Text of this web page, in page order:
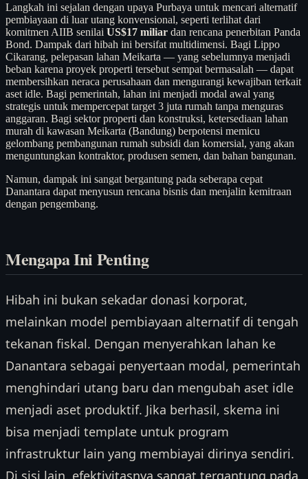
Langkah ini sejalan dengan upaya Purbaya untuk mencari alternatif
pembiayaan di luar utang konvensional, seperti terlihat dari
komitmen AIIB senilai US$17 miliar dan rencana penerbitan Panda
Bond. Dampak dari hibah ini bersifat multidimensi. Bagi Lippo
Cikarang, pelepasan lahan Meikarta — yang sebelumnya menjadi
beban karena proyek properti tersebut sempat bermasalah — dapat
membersihkan neraca perusahaan dan mengurangi kewajiban terkait
aset idle. Bagi pemerintah, lahan ini menjadi modal awal yang
strategis untuk mempercepat target 3 juta rumah tanpa menguras
anggaran. Bagi sektor properti dan konstruksi, ketersediaan lahan
murah di kawasan Meikarta (Bandung) berpotensi memicu
gelombang pembangunan rumah subsidi dan komersial, yang akan
menguntungkan kontraktor, produsen semen, dan bahan bangunan.
Namun, dampak ini sangat bergantung pada seberapa cepat
Danantara dapat menyusun rencana bisnis dan menjalin kemitraan
dengan pengembang.
Mengapa Ini Penting
Hibah ini bukan sekadar donasi korporat,
melainkan model pembiayaan alternatif di tengah
tekanan fiskal. Dengan menyerahkan lahan ke
Danantara sebagai penyertaan modal, pemerintah
menghindari utang baru dan mengubah aset idle
menjadi aset produktif. Jika berhasil, skema ini
bisa menjadi template untuk program
infrastruktur lain yang membiayai dirinya sendiri.
Di sisi lain, efektivitasnya sangat tergantung pada